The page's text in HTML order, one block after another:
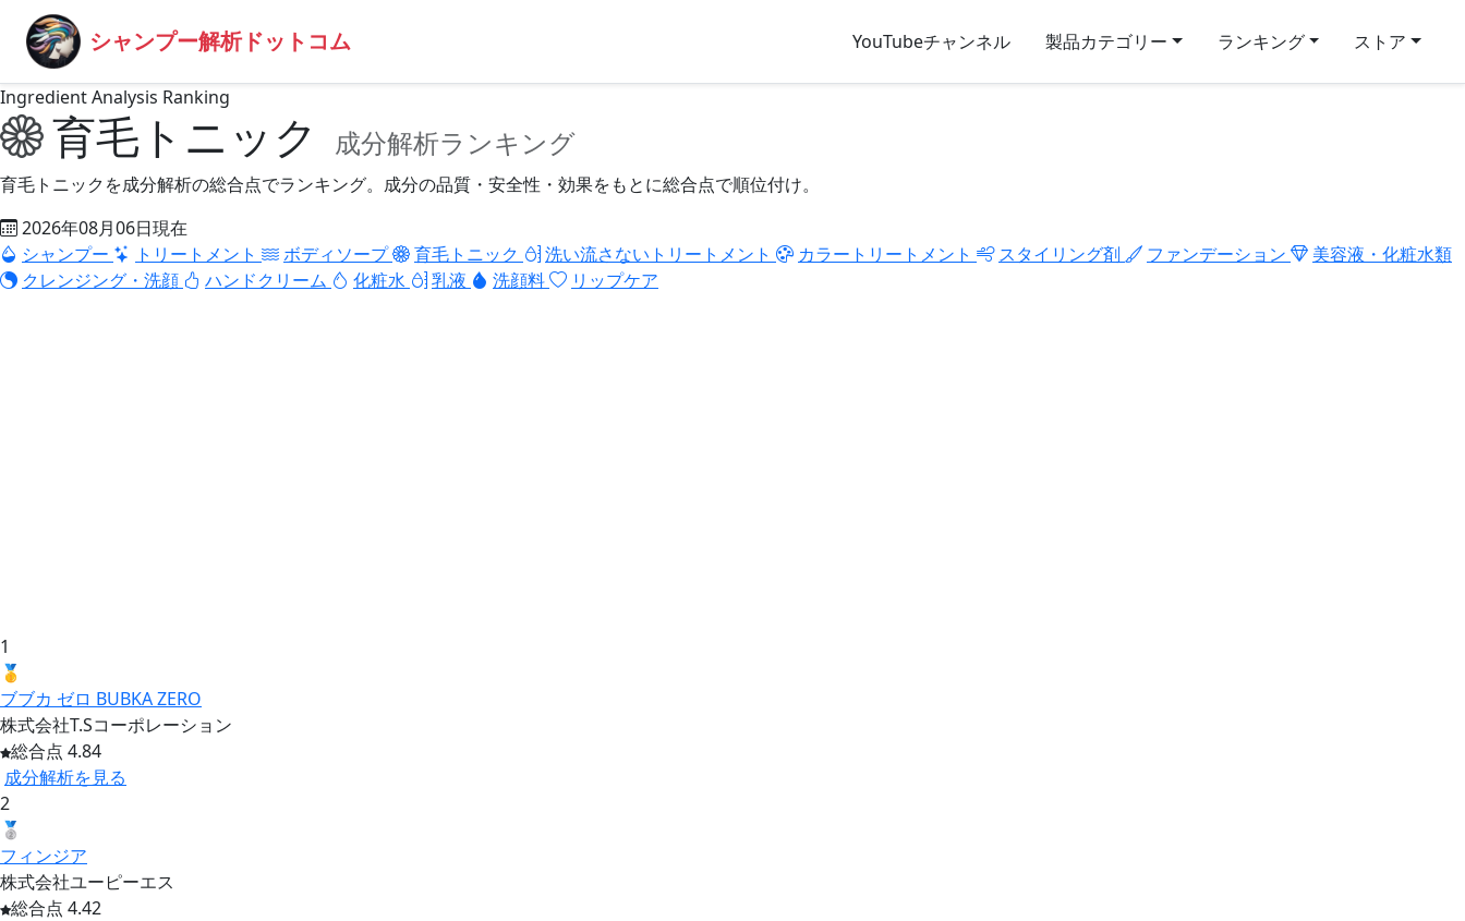
シャンプー解析ドットコム YouTubeチャンネル 製品カテゴリー ランキング ストア
Ingredient Analysis Ranking
育毛トニック 成分解析ランキング
育毛トニックを成分解析の総合点でランキング。成分の品質・安全性・効果をもとに総合点で順位付け。
2026年08月06日現在
シャンプー
トリートメント ボディソープ 育毛トニック 洗い流さないトリートメント カラートリートメント スタイリング剤 ファンデーション
美容液・化粧水類
クレンジング・洗顔
ハンドクリーム 化粧水 乳液 洗顔料 リップケア
1
🥇
ブブカ ゼロ BUBKA ZERO
株式会社T.Sコーポレーション
総合点 4.84
成分解析を見る
2
🥈
フィンジア
株式会社ユーピーエス
総合点 4.42